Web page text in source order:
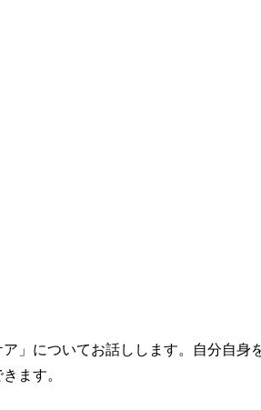
」についてお話しします。自分自身
ます。